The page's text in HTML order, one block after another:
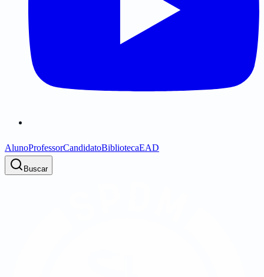
AlunoProfessorCandidatoBibliotecaEAD
Buscar